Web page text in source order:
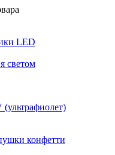
LED
светом
конфетти